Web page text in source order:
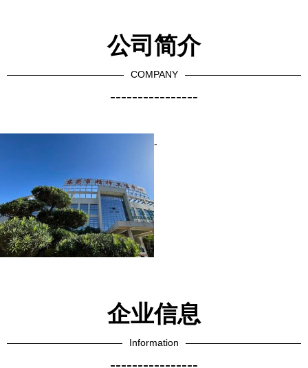
公司简介
COMPANY
----------------
-
企业信息
Information
----------------